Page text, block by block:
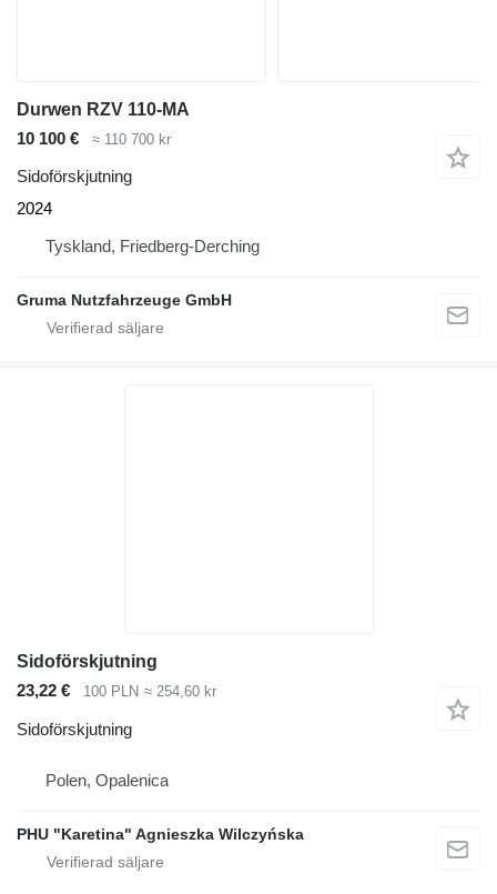
Durwen RZV 110-MA
10 100 €
≈ 110 700 kr
Sidoförskjutning
2024
Tyskland, Friedberg-Derching
Gruma Nutzfahrzeuge GmbH
Sidoförskjutning
23,22 €
100 PLN ≈ 254,60 kr
Sidoförskjutning
Polen, Opalenica
PHU "Karetina" Agnieszka Wilczyńska